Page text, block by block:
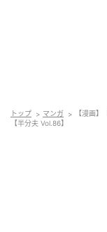
トップ マンガ
【漫画
【半分夫 Vol.86】